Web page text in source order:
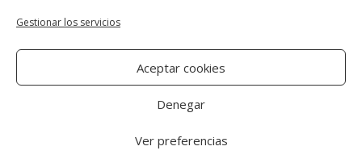
Gestionar los servicios
Aceptar cookies
Denegar
Ver preferencias
general
lifestyle
manualidades-diy